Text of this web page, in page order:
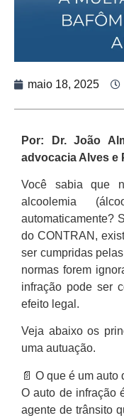
maio 18, 2025
Por: Dr. João
advocacia Alves e
Você sabia que
alcoolemia
automaticamente?
do CONTRAN,
ser cumpridas
normas forem
infração pode ser
efeito legal.
Veja abaixo os
uma autuação.
📄 O que é um auto
O auto de infração
agente de trânsito